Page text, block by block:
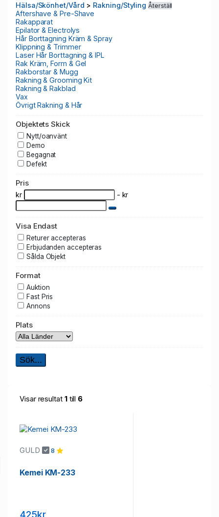
Hälsa/Skönhet/Vård > Rakning/Styling Återställ
Aftershave & Pre-Shave
Rakapparat
Epilator & Electrolys
Hår Borttagning Kräm & Spray
Klippning & Trimmer
Laser Hår Borttagning & IPL
Rak Kräm, Form & Gel
Rakborstar & Mugg
Rakning & Grooming Kit
Rakning & Rakblad
Vax
Övrigt Rakning & Hår
Objektets Skick
Nytt/oanvänt
Demo
Begagnat
Defekt
Pris
kr - kr
Visa Endast
Returer accepteras
Erbjudanden accepteras
Sålda Objekt
Format
Auktion
Fast Pris
Annons
Plats
Visar resultat 1 till 6
GULD 8
Kemei KM-233